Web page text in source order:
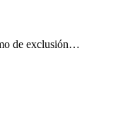
de exclusión…